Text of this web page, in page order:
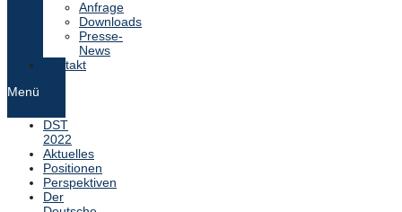
Anfrage
Downloads
Presse-
News
Kontakt
Menü
DST
2022
Aktuelles
Positionen
Perspektiven
Der